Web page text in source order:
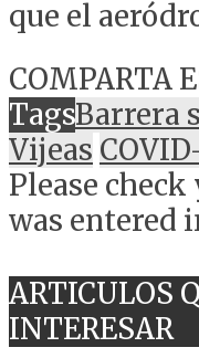
que el
COMPARTA
TagsBarrera
Vijeas
Please
was entered
ARTICULOS
INTERESAR